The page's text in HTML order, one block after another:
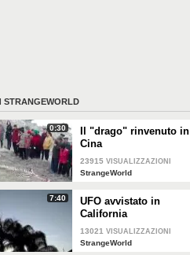
STRANGEWORLD
0:30
Il "drago" rinvenuto in
Cina
23915 VISUALIZZAZIONI
StrangeWorld
7:40
UFO avvistato in
California
13021 VISUALIZZAZIONI
StrangeWorld